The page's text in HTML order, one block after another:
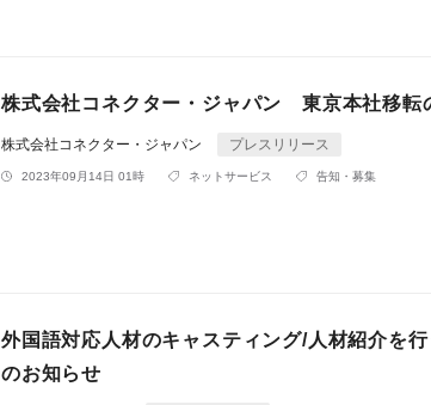
株式会社コネクター・ジャパン 東京本社移転
株式会社コネクター・ジャパン プレスリリース
2023年09月14日 01時 ネットサービス 告知・募集
外国語対応人材のキャスティング/人材紹介を
のお知らせ